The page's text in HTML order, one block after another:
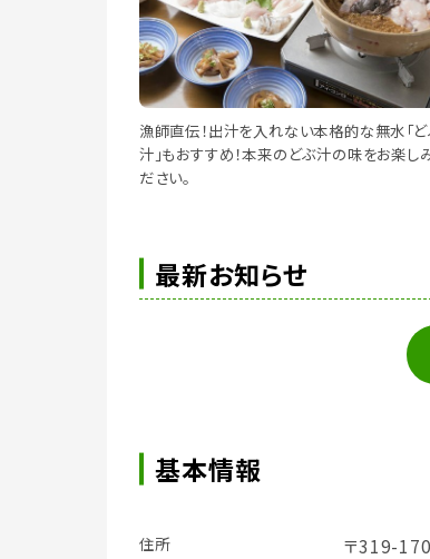
漁師直伝！出汁を入れない本格的な無水「
汁」もおすすめ！本来のどぶ汁の味をお楽し
ださい。
最新お知らせ
基本情報
住所 〒319-